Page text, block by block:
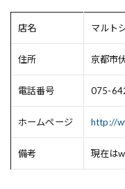
店名 マルト
住所 京都市
電話番号 075-
ホームページ http://
備考 現在は